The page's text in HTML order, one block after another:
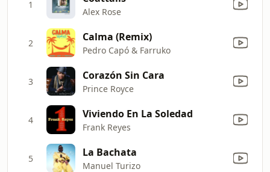
1
Alex Rose
2 Calma (Remix)
Pedro Capó & Farruko
3 Corazón Sin Cara
Prince Royce
4 Viviendo En La Soledad
Frank Reyes
5 La Bachata
Manuel Turizo